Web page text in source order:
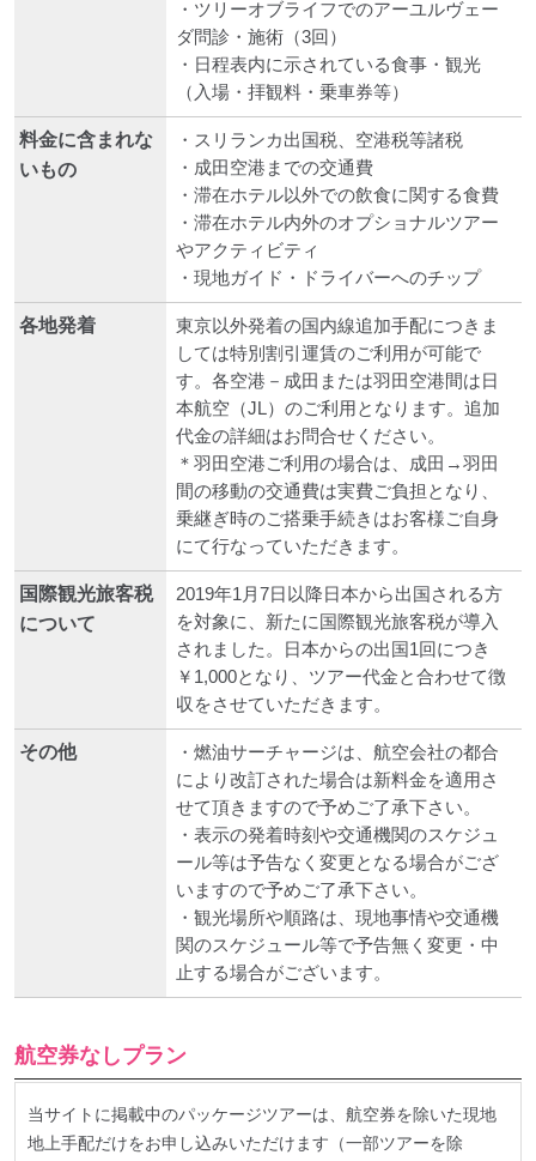
・ツリーオブライフでのアーユルヴェー
ダ問診・施術（3回）
・日程表内に示されている食事・観光
（入場・拝観料・乗車券等）
料金に含まれな
いもの
・スリランカ出国税、空港税等諸税
・成田空港までの交通費
・滞在ホテル以外での飲食に関する食費
・滞在ホテル内外のオプショナルツアー
やアクティビティ
・現地ガイド・ドライバーへのチップ
各地発着
東京以外発着の国内線追加手配につきま
しては特別割引運賃のご利用が可能で
す。各空港－成田または羽田空港間は日
本航空（JL）のご利用となります。追加
代金の詳細はお問合せください。
＊羽田空港ご利用の場合は、成田→羽田
間の移動の交通費は実費ご負担となり、
乗継ぎ時のご搭乗手続きはお客様ご自身
にて行なっていただきます。
国際観光旅客税
について
2019年1月7日以降日本から出国される方
を対象に、新たに国際観光旅客税が導入
されました。日本からの出国1回につき
￥1,000となり、ツアー代金と合わせて徴
収をさせていただきます。
その他
・燃油サーチャージは、航空会社の都合
により改訂された場合は新料金を適用さ
せて頂きますので予めご了承下さい。
・表示の発着時刻や交通機関のスケジュ
ール等は予告なく変更となる場合がござ
いますので予めご了承下さい。
・観光場所や順路は、現地事情や交通機
関のスケジュール等で予告無く変更・中
止する場合がございます。
航空券なしプラン
当サイトに掲載中のパッケージツアーは、航空券を除いた現地
地上手配だけをお申し込みいただけます（一部ツアーを除